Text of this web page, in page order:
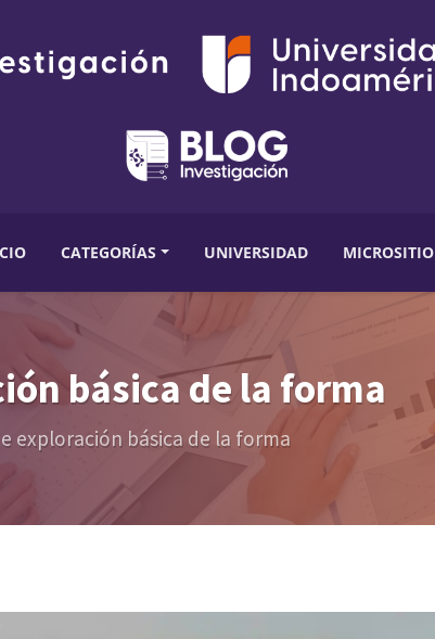
CATEGORÍAS UNIVERSIDAD MICROSITIO
básica de la forma
exploración básica de la forma